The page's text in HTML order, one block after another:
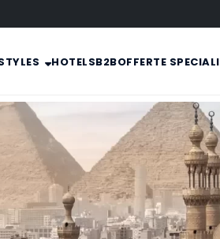
HOTELSB2BOFFERTE SPECIALI